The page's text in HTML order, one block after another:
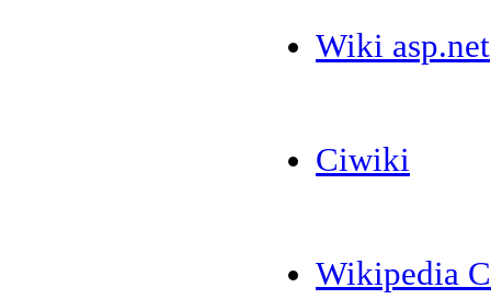
Wiki asp.net
Ciwiki
Wikipedia